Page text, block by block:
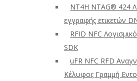
NT4H NTAG® 424
εγγραφής ετικετών
RFID NFC
SDK
uFR NFC RFD
Κέλυφος Γραμμή